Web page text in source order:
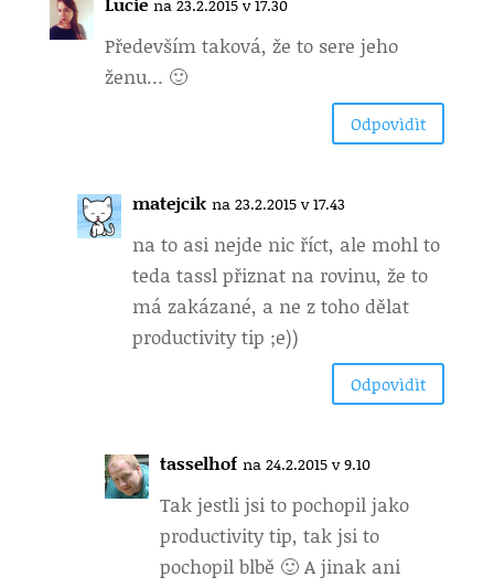
na 23.2.2015 v 17.30
Především taková, že to sere jeho
ženu… 🙂
Odpovìdìt
matejcik na 23.2.2015 v 17.43
na to asi nejde nic říct, ale mohl to
teda tassl přiznat na rovinu, že to
má zakázané, a ne z toho dělat
productivity tip ;e))
Odpovìdìt
tasselhof na 24.2.2015 v 9.10
Tak jestli jsi to pochopil jako
productivity tip, tak jsi to
pochopil blbě 🙂 A jinak ani